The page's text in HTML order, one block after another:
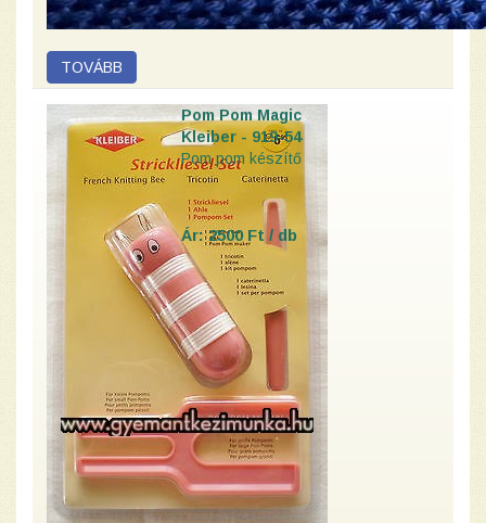
Pom Pom Magic
Kleiber - 919-54
Pom pom készítő
Ár: 2500 Ft / db